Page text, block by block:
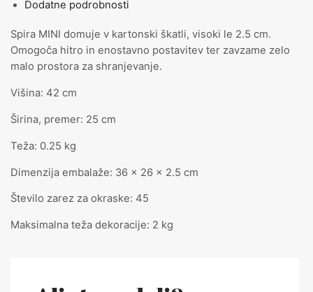
Dodatne podrobnosti
Spira MINI domuje v kartonski škatli, visoki le 2.5 cm.
Omogoča hitro in enostavno postavitev ter zavzame zelo
malo prostora za shranjevanje.
Višina: 42 cm
Širina, premer: 25 cm
Teža: 0.25 kg
Dimenzija embalaže: 36 x 26 x 2.5 cm
Število zarez za okraske: 45
Maksimalna teža dekoracije: 2 kg